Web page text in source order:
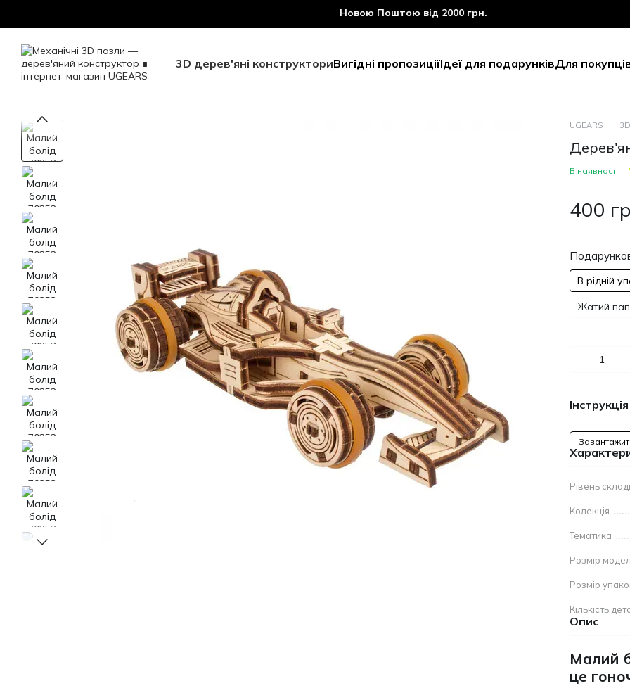
Безкоштовна доставка Новою Поштою від 2000 грн.
3D дерев'яні конструкториВигідні пропозиціїІдеї для подарунківДля
UGEARS
В наявності
400
В рідній
Жатий
Рівень
Колекція
Тематика
Розмір
Розмір
Кількість
Опис
Малий
це